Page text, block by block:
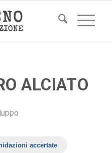
ALCIATO
accertate